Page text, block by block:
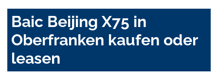
Baic Beijing X75 in
Oberfranken kaufen oder
leasen